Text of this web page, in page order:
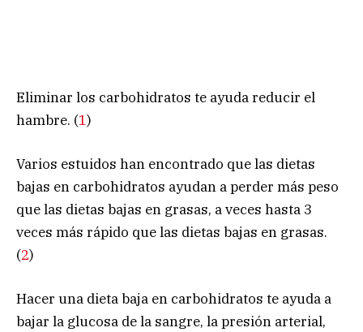
Eliminar los carbohidratos te ayuda reducir el
hambre. (1)
Varios estuidos han encontrado que las dietas
bajas en carbohidratos ayudan a perder más peso
que las dietas bajas en grasas, a veces hasta 3
veces más rápido que las dietas bajas en grasas.
(2)
Hacer una dieta baja en carbohidratos te ayuda a
bajar la glucosa de la sangre, la presión arterial,